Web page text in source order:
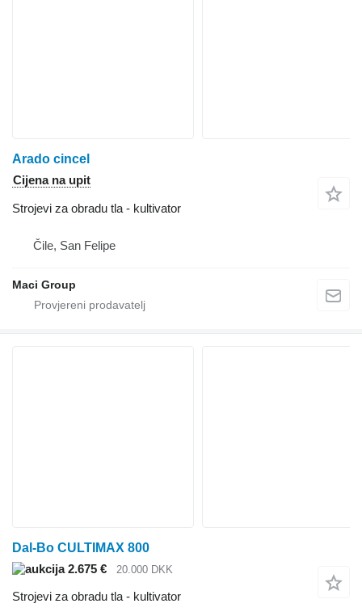
Arado cincel
Cijena na upit
Strojevi za obradu tla - kultivator
Čile, San Felipe
Maci Group
Dal-Bo CULTIMAX 800
2.675 €
20.000 DKK
Strojevi za obradu tla - kultivator